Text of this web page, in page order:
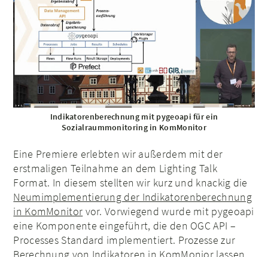
Indikatorenberechnung mit pygeoapi für ein
Sozialraummonitoring in KomMonitor
Eine Premiere erlebten wir außerdem mit der
erstmaligen Teilnahme an dem Lighting Talk
Format. In diesem stellten wir kurz und knackig die
Neumimplementierung der Indikatorenberechnung
in KomMonitor vor. Vorwiegend wurde mit pygeoapi
eine Komponente eingeführt, die den OGC API –
Processes Standard implementiert. Prozesse zur
Berechnung von Indikatoren in KomMonior lassen